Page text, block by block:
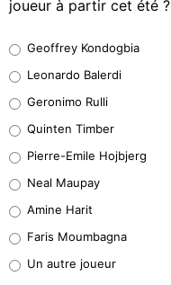
joueur à partir cet été ?
38%
32%
5%
1%
9%
Geoffrey Kondogbia
Leonardo Balerdi
Geronimo Rulli
Quinten Timber
Pierre-Emile Hojbjerg
Neal Maupay
Amine Harit
Faris Moumbagna
Un autre joueur